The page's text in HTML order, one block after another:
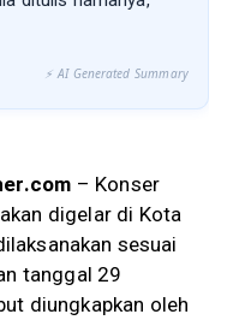
⚡ AI Generated Summary
– Konser
digelar di Kota
sesuai
tanggal 29
diungkapkan oleh